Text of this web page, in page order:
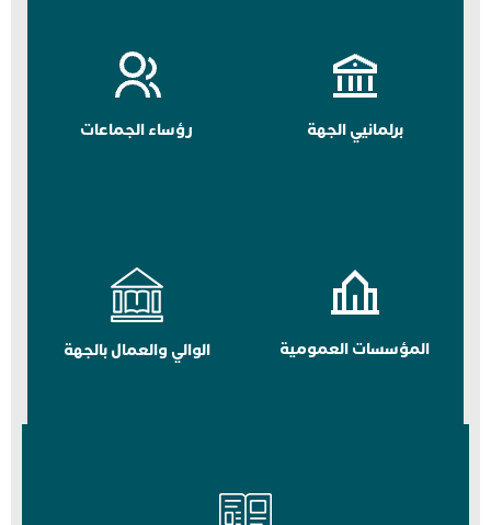
برلمانيي الجهة رؤساء الجماعات
المؤسسات العمومية الوالي والعمال بالجهة